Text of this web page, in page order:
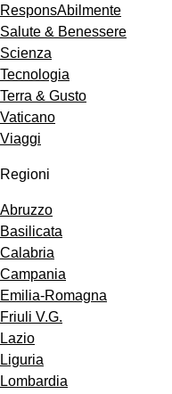
ResponsAbilmente
Salute & Benessere
Scienza
Tecnologia
Terra & Gusto
Vaticano
Viaggi
Regioni
Abruzzo
Basilicata
Calabria
Campania
Emilia-Romagna
Friuli V.G.
Lazio
Liguria
Lombardia